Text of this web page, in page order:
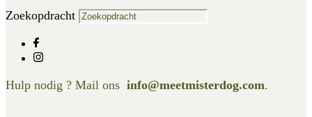
Zoekopdracht
Hulp nodig ? Mail ons info@meetmisterdog.com.